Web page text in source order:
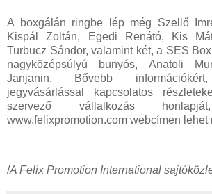
A boxgálán ringbe lép még Szellő
Kispál Zoltán, Egedi Renátó, Kis
Turbucz Sándor, valamint két, a SES
nagyközépsúlyú bunyós, Anatoli
Janjanin. Bővebb
jegyvásárlással kapcsolatos
szervező vállalkozás
www.felixpromotion.com webcímen lehet
/A Felix Promotion International